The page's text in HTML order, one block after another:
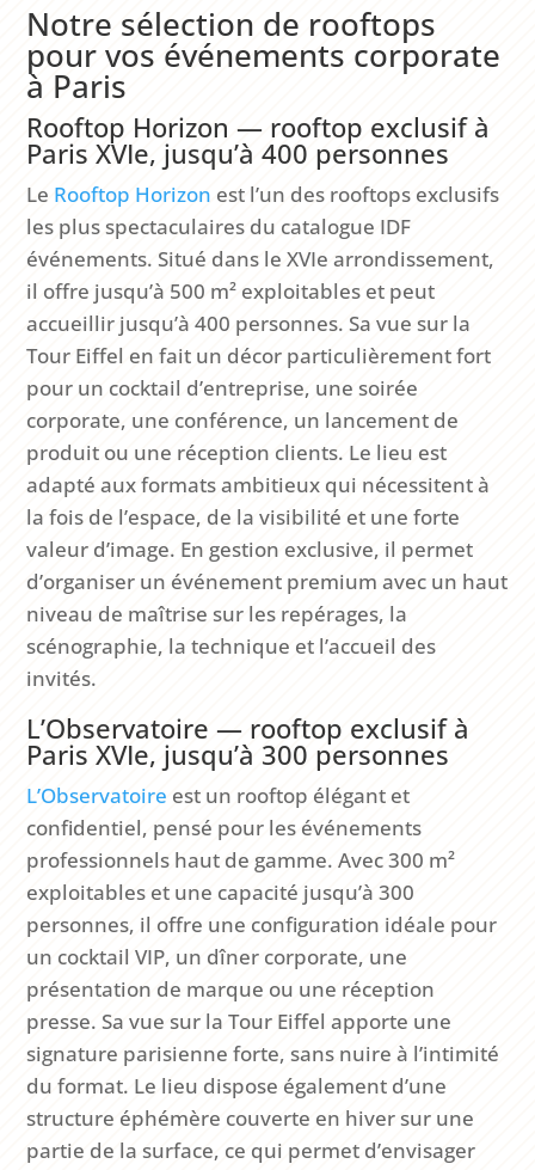
Notre sélection de rooftops
pour vos événements corporate
à Paris
Rooftop Horizon — rooftop exclusif à
Paris XVIe, jusqu’à 400 personnes
Le Rooftop Horizon est l’un des rooftops exclusifs
les plus spectaculaires du catalogue IDF
événements. Situé dans le XVIe arrondissement,
il offre jusqu’à 500 m² exploitables et peut
accueillir jusqu’à 400 personnes. Sa vue sur la
Tour Eiffel en fait un décor particulièrement fort
pour un cocktail d’entreprise, une soirée
corporate, une conférence, un lancement de
produit ou une réception clients. Le lieu est
adapté aux formats ambitieux qui nécessitent à
la fois de l’espace, de la visibilité et une forte
valeur d’image. En gestion exclusive, il permet
d’organiser un événement premium avec un haut
niveau de maîtrise sur les repérages, la
scénographie, la technique et l’accueil des
invités.
L’Observatoire — rooftop exclusif à
Paris XVIe, jusqu’à 300 personnes
L’Observatoire est un rooftop élégant et
confidentiel, pensé pour les événements
professionnels haut de gamme. Avec 300 m²
exploitables et une capacité jusqu’à 300
personnes, il offre une configuration idéale pour
un cocktail VIP, un dîner corporate, une
présentation de marque ou une réception
presse. Sa vue sur la Tour Eiffel apporte une
signature parisienne forte, sans nuire à l’intimité
du format. Le lieu dispose également d’une
structure éphémère couverte en hiver sur une
partie de la surface, ce qui permet d’envisager